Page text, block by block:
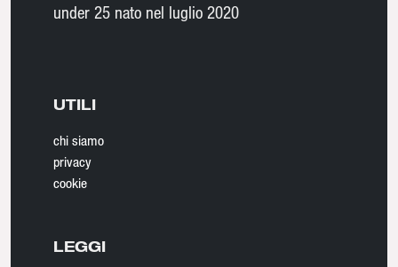
under 25 nato nel luglio 2020
UTILI
chi siamo
privacy
cookie
LEGGI